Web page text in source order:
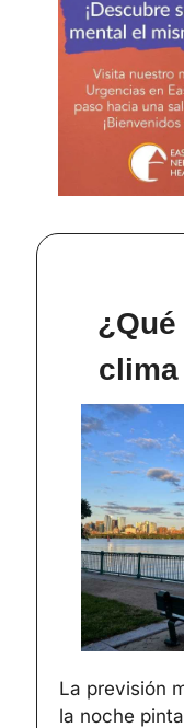
La previsión
la noche